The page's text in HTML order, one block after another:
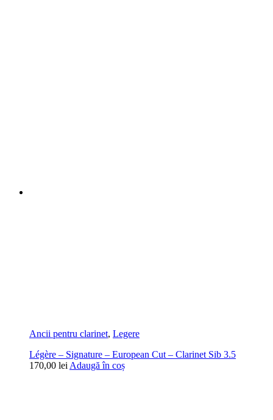
Ancii pentru clarinet, Legere
Légère – Signature – European Cut – Clarinet Sib 3.5
170,00 lei Adaugă în coș